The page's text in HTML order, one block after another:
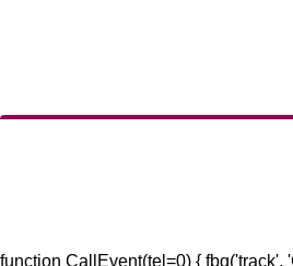
function CallEvent(tel=0) { fbq('track',